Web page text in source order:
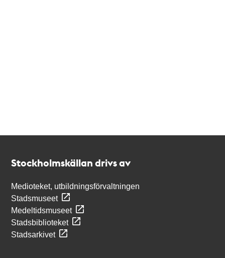
Stockholmskällan drivs av
Medioteket, utbildningsförvaltningen
Stadsmuseet
Medeltidsmuseet
Stadsbiblioteket
Stadsarkivet